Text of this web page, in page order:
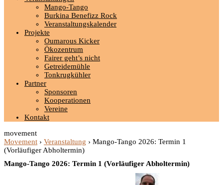
Mango-Tango
Burkina Benefizz Rock
Veranstaltungskalender
Projekte
Oumarous Kicker
Ökozentrum
Fairer geht’s nicht
Getreidemühle
Tonkrugkühler
Partner
Sponsoren
Kooperationen
Vereine
Kontakt
movement
Movement › Veranstaltung › Mango-Tango 2026: Termin 1
(Vorläufiger Abholtermin)
Mango-Tango 2026: Termin 1 (Vorläufiger Abholtermin)